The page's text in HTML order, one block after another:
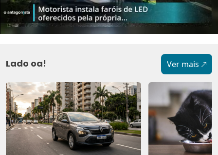
Lado oa! Ver mais